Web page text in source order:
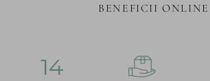
BENEFICII ONLINE
14